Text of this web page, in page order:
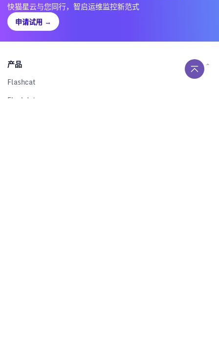
快猫星云与您同行，智启运维监控新范式
申请试用 →
产品
Flashcat
Flashduty